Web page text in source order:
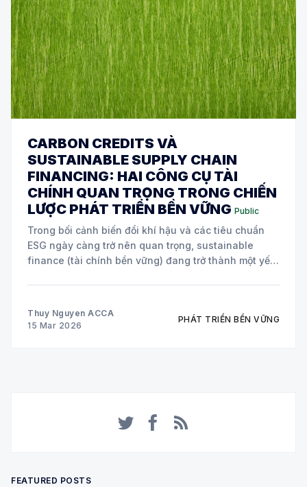
CARBON CREDITS VÀ
SUSTAINABLE SUPPLY CHAIN
FINANCING: HAI CÔNG CỤ TÀI
CHÍNH QUAN TRỌNG TRONG CHIẾN
LƯỢC PHÁT TRIỂN BỀN VỮNG Public
Trong bối cảnh biến đổi khí hậu và các tiêu chuẩn
ESG ngày càng trở nên quan trọng, sustainable
finance (tài chính bền vững) đang trở thành một yếu
Thuy Nguyen ACCA
15 Mar 2026
PHÁT TRIỂN BỀN VỮNG
FEATURED POSTS